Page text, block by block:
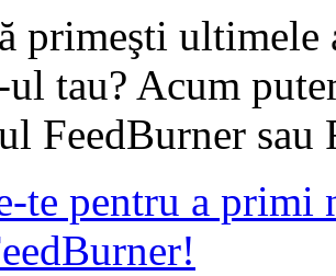
primeşti
tau? Acum
FeedBurner sau
te pentru a primi